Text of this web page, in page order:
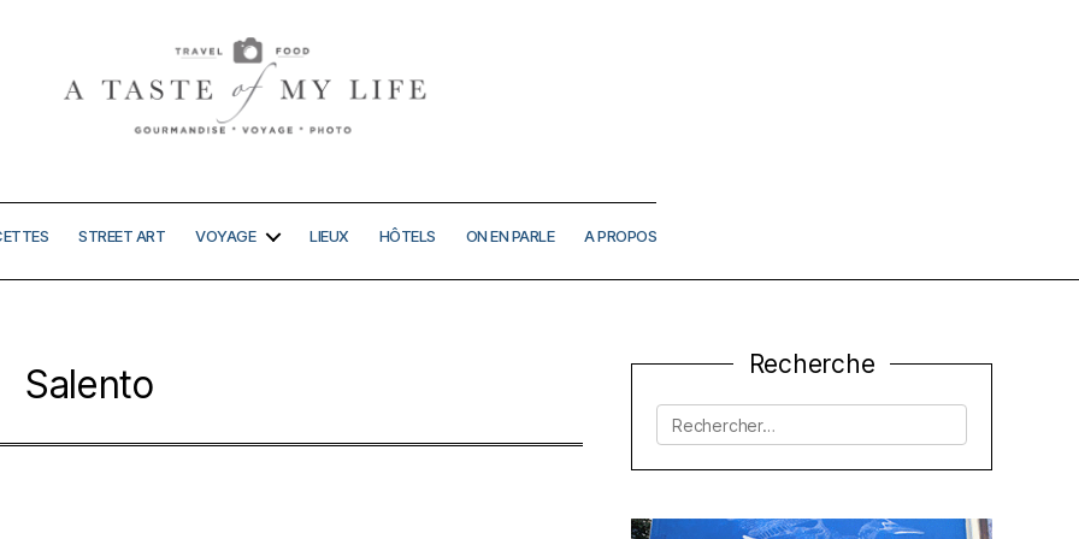
of
mySTREET ART VOYAGE LIEUX HÔTELS ON EN PARLE A PROPOS
Salento Recherche
Rechercher :